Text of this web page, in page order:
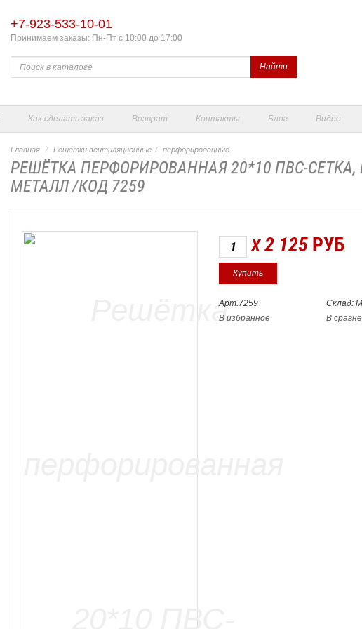
+7-923-533-10-01
Принимаем заказы: Пн-Пт с 10:00 до 17:00
Найти
Как сделать заказ Возврат Контакты Блог Видео
Главная Решетки вентиляционные перфорированные
РЕШЁТКА ПЕРФОРИРОВАННАЯ 20*10 ПВС-
МЕТАЛЛ /КОД 7259
X 2 125 РУБ
Арт.7259
Склад:
В избранное
В